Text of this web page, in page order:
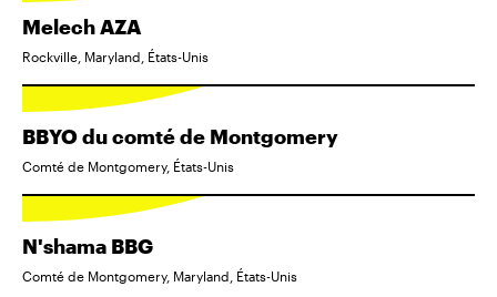
Melech AZA
Rockville, Maryland, États-Unis
BBYO du comté de Montgomery
Comté de Montgomery, États-Unis
N'shama BBG
Comté de Montgomery, Maryland, États-Unis